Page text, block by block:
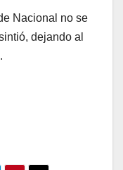
Nacional no se
dejando al